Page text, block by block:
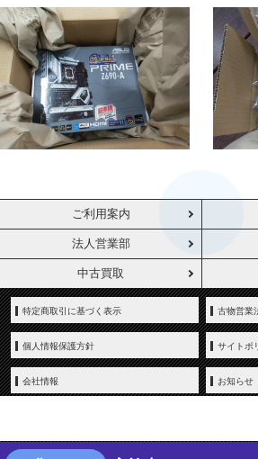
ご利用案内
法人営業部
中古買取
特定商取引に基づく表示 古物営業
個人情報保護方針 サイトポ
会社情報 お知らせ